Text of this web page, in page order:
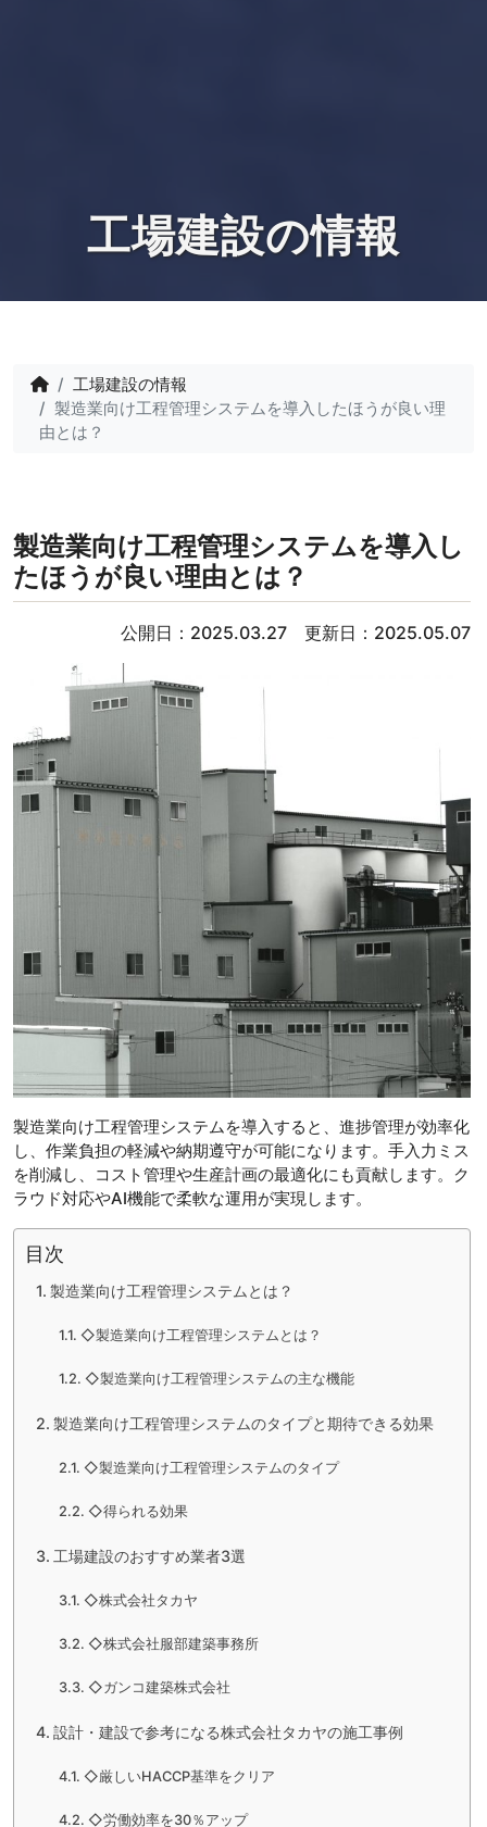
工場建設の情報
工場建設の情報
製造業向け工程管理システムを導入したほうが良い理
由とは？
製造業向け工程管理システムを導入し
たほうが良い理由とは？
公開日：2025.03.27 更新日：2025.05.07
製造業向け工程管理システムを導入すると、進捗管理が効率化
し、作業負担の軽減や納期遵守が可能になります。手入力ミス
を削減し、コスト管理や生産計画の最適化にも貢献します。ク
ラウド対応やAI機能で柔軟な運用が実現します。
目次
製造業向け工程管理システムとは？
◇製造業向け工程管理システムとは？
◇製造業向け工程管理システムの主な機能
製造業向け工程管理システムのタイプと期待できる効果
◇製造業向け工程管理システムのタイプ
◇得られる効果
工場建設のおすすめ業者3選
◇株式会社タカヤ
◇株式会社服部建築事務所
◇ガンコ建築株式会社
設計・建設で参考になる株式会社タカヤの施工事例
◇厳しいHACCP基準をクリア
◇労働効率を30％アップ